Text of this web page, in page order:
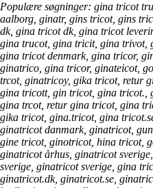
Populære søgninger: gina tricot
aalborg, ginatr, gins tricot, gins
dk, gina tricot dk, gina tricot
gina trucot, gina tricit, gina trivot,
gina tricot denmark, gina tricor,
ginatrico, gina tricor, ginateicot,
trcot, ginatricoy, gika tricot, retur
gina tricott, gin tricot, gina tricot.,
gina trcot, retur gina tricot, gina
gika tricot, gina.tricot, gina
ginatricot danmark, ginatricot,
gine tricot, ginotricot, hina tricot,
ginatricot århus, ginatricot
sverige, ginatricot sverige, gina
ginatricot.dk, ginatricot.se,